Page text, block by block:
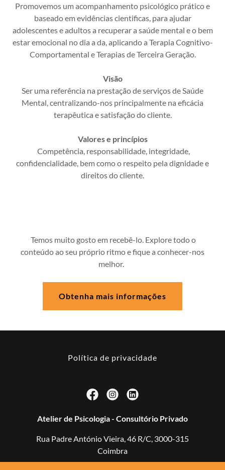
Promovemos um acompanhamento psicológico prático e
baseado em evidências cientificas, para ajudar
adolescentes e adultos a recuperar a saúde mental e o bem
estar emocional no dia a da, aplicando a Terapia Cognitivo-
Comportamental e Terapias de Terceira Geração.
Visão
Ser uma referência na prestação de serviços de Saúde
Mental, centralizando-nos principalmente na eficácia
terapêutica e satisfação do cliente.
Valores e princípios
Competência, responsabilidade, integridade,
confidencialidade, bem como o respeito pela dignidade e
direitos do cliente.
Temos muito gosto em recebê-lo. Explore todo o
conteúdo ao seu próprio ritmo e fique a conhecer-nos
melhor.
Obtenha mais informações
Política de privacidade
Atelier de Psicologia - Consultório Privado
Rua Padre António Vieira, 46 R/C, 3000-315
Coimbra